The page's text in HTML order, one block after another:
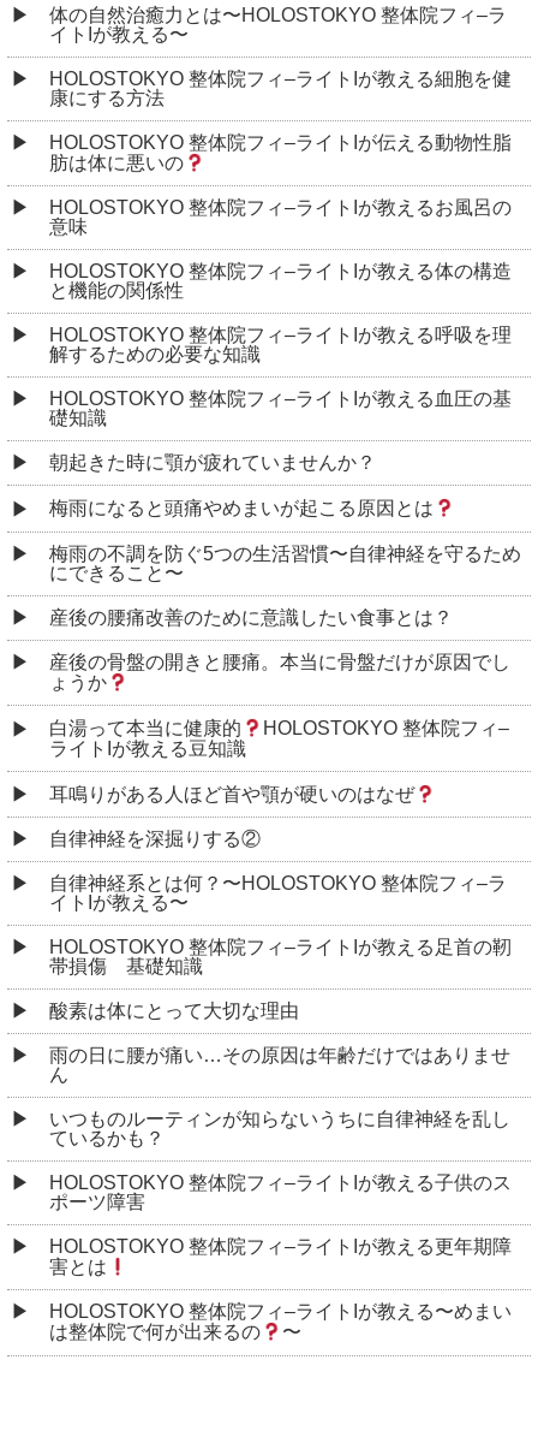
体の自然治癒力とは〜HOLOSTOKYO 整体院フィ–ラ
イトIが教える〜
HOLOSTOKYO 整体院フィ–ライトIが教える細胞を健
康にする方法
HOLOSTOKYO 整体院フィ–ライトIが伝える動物性脂
肪は体に悪いの
HOLOSTOKYO 整体院フィ–ライトIが教えるお風呂の
意味
HOLOSTOKYO 整体院フィ–ライトIが教える体の構造
と機能の関係性
HOLOSTOKYO 整体院フィ–ライトIが教える呼吸を理
解するための必要な知識
HOLOSTOKYO 整体院フィ–ライトIが教える血圧の基
礎知識
朝起きた時に顎が疲れていませんか？
梅雨になると頭痛やめまいが起こる原因とは
梅雨の不調を防ぐ5つの生活習慣〜自律神経を守るため
にできること〜
産後の腰痛改善のために意識したい食事とは？
産後の骨盤の開きと腰痛。本当に骨盤だけが原因でし
ょうか
白湯って本当に健康的
HOLOSTOKYO 整体院フィ–
ライトIが教える豆知識
耳鳴りがある人ほど首や顎が硬いのはなぜ
自律神経を深掘りする②
自律神経系とは何？〜HOLOSTOKYO 整体院フィ–ラ
イトIが教える〜
HOLOSTOKYO 整体院フィ–ライトIが教える足首の靭
帯損傷 基礎知識
酸素は体にとって大切な理由
雨の日に腰が痛い…その原因は年齢だけではありませ
ん
いつものルーティンが知らないうちに自律神経を乱し
ているかも？
HOLOSTOKYO 整体院フィ–ライトIが教える子供のス
ポーツ障害
HOLOSTOKYO 整体院フィ–ライトIが教える更年期障
害とは
HOLOSTOKYO 整体院フィ–ライトIが教える〜めまい
は整体院で何が出来るの
〜